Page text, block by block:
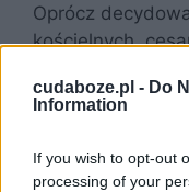
cudaboze.pl - Do
Information
If you wish to opt-out
processing of your
Oprócz
kościelnych,
państwowego,
podejmować